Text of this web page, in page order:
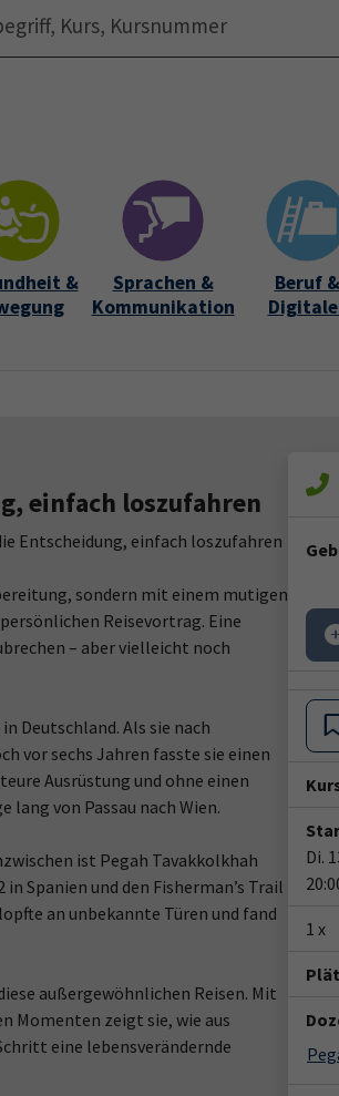
Programm
&
Sprachen &
Kommunikation
Beruf &
einfach loszufahren
Entscheidung, einfach loszufahren
sondern mit einem mutigen
Reisevortrag. Eine
– aber vielleicht noch
Deutschland. Als sie nach
vor sechs Jahren fasste sie einen
Ausrüstung und ohne einen
lang von Passau nach Wien.
ist Pegah Tavakkolkhah
Spanien und den Fisherman’s Trail
an unbekannte Türen und fand
außergewöhnlichen Reisen. Mit
Momenten zeigt sie, wie aus
eine lebensverändernde
Di.
1 x